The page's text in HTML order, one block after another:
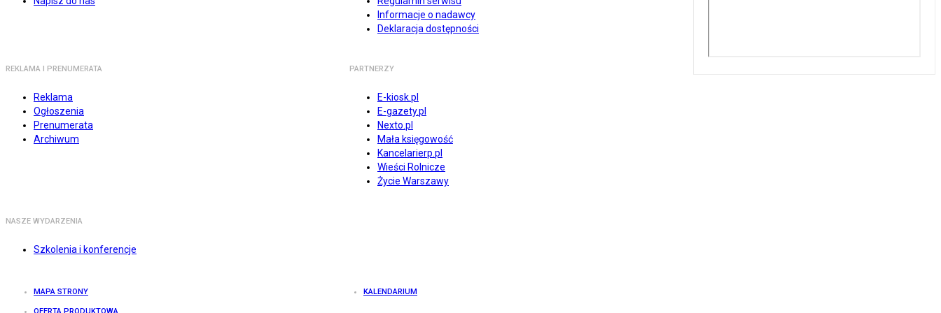
Informacje o nadawcy
Deklaracja dostępności
REKLAMA I PRENUMERATA
Reklama
Ogłoszenia
Prenumerata
Archiwum
PARTNERZY
E-kiosk.pl
E-gazety.pl
Nexto.pl
Mała księgowość
Kancelarierp.pl
Wieści Rolnicze
Życie Warszawy
NASZE WYDARZENIA
Szkolenia i konferencje
MAPA STRONY KALENDARIUM